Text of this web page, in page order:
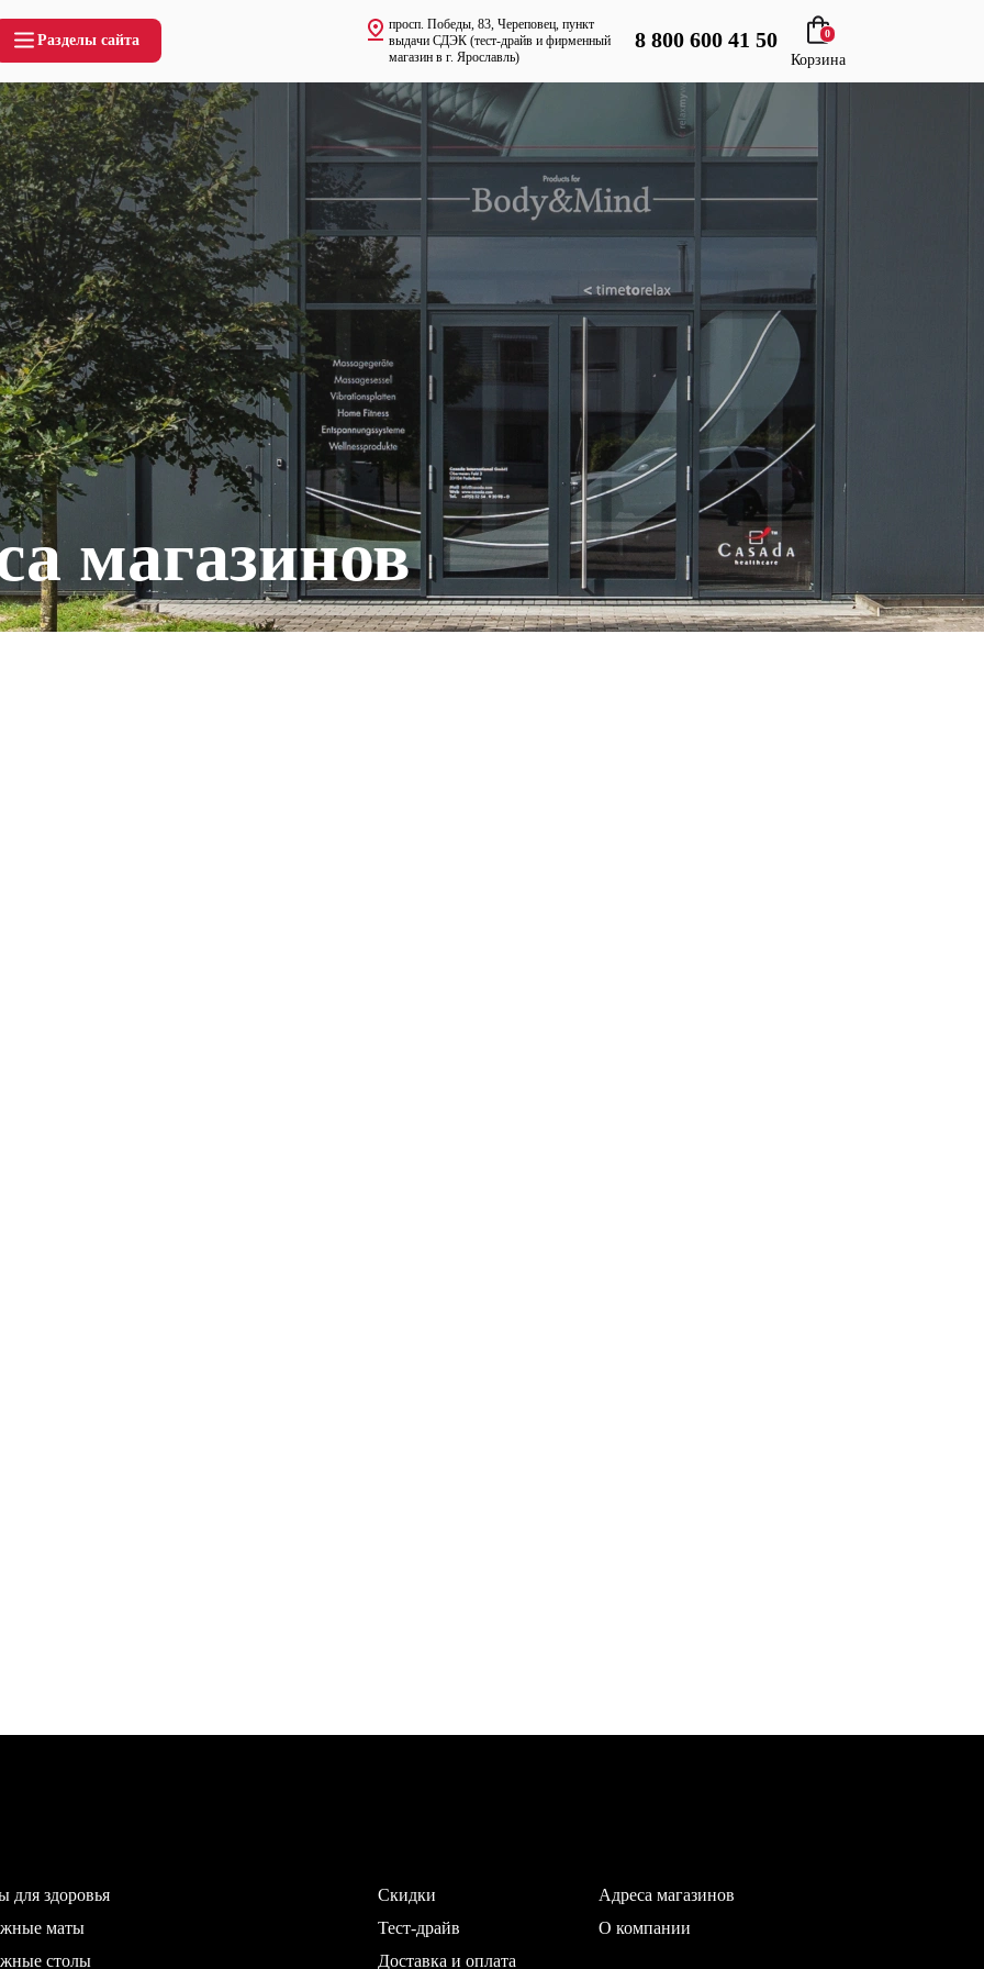
Разделы сайта
просп. Победы, 83, Череповец, пункт
выдачи СДЭК (тест-драйв и фирменный
магазин в г. Ярославль)
8 800 600 41 50 0
Корзина
магазинов
для здоровья
маты
столы
Скидки
Тест-драйв
Доставка и оплата
Адреса магазинов
О компании